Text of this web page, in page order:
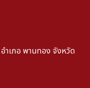
ำเภอ พานทอง จังหวัด